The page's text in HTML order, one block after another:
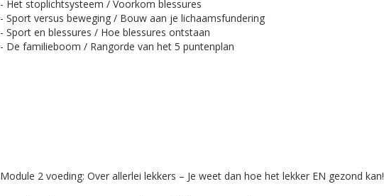
- Het stoplichtsysteem / Voorkom blessures
- Sport versus beweging / Bouw aan je lichaamsfundering
- Sport en blessures / Hoe blessures ontstaan
- De familieboom / Rangorde van het 5 puntenplan
​Module 2 voeding: Over allerlei lekkers – Je weet dan hoe het lekker EN gezond kan!